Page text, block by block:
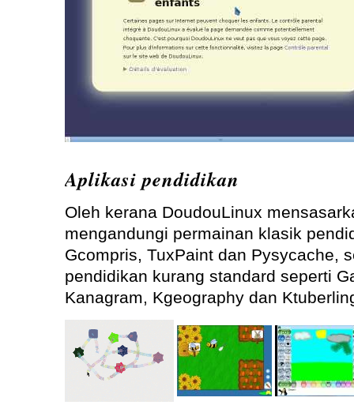
Aplikasi pendidikan
Oleh kerana DoudouLinux
mengandungi permainan klasik
Gcompris, TuxPaint dan Pysycache,
pendidikan kurang standard seperti
Kanagram, Kgeography dan